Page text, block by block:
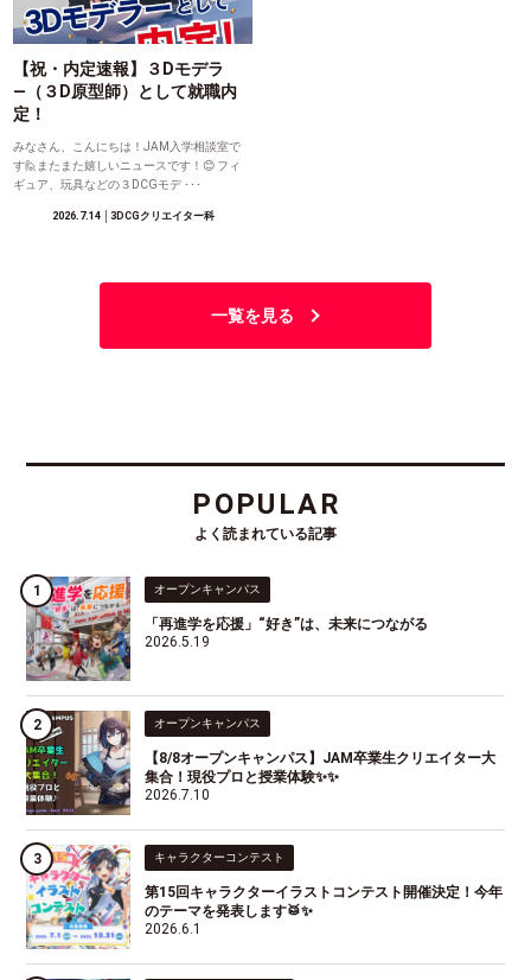
【祝・内定速報】３Dモデラ
―（３D原型師）として就職内
定！
みなさん、こんにちは！JAM入学相談室で
す🙋またまた嬉しいニュースです！😊 フィ
ギュア、玩具などの３DCGモデ ･･･
2026.7.14│3DCGクリエイター科
一覧を見る
POPULAR
よく読まれている記事
オープンキャンパス
「再進学を応援」“好き”は、未来につながる
2026.5.19
オープンキャンパス
【8/8オープンキャンパス】JAM卒業生クリエイター大
集合！現役プロと授業体験✨✨
2026.7.10
キャラクターコンテスト
第15回キャラクターイラストコンテスト開催決定！今年
のテーマを発表します🥁✨
2026.6.1